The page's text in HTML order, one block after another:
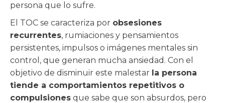
persona que lo sufre.
El TOC se caracteriza por obsesiones
recurrentes, rumiaciones y pensamientos
persistentes, impulsos o imágenes mentales sin
control, que generan mucha ansiedad. Con el
objetivo de disminuir este malestar la persona
tiende a comportamientos repetitivos o
compulsiones que sabe que son absurdos, pero